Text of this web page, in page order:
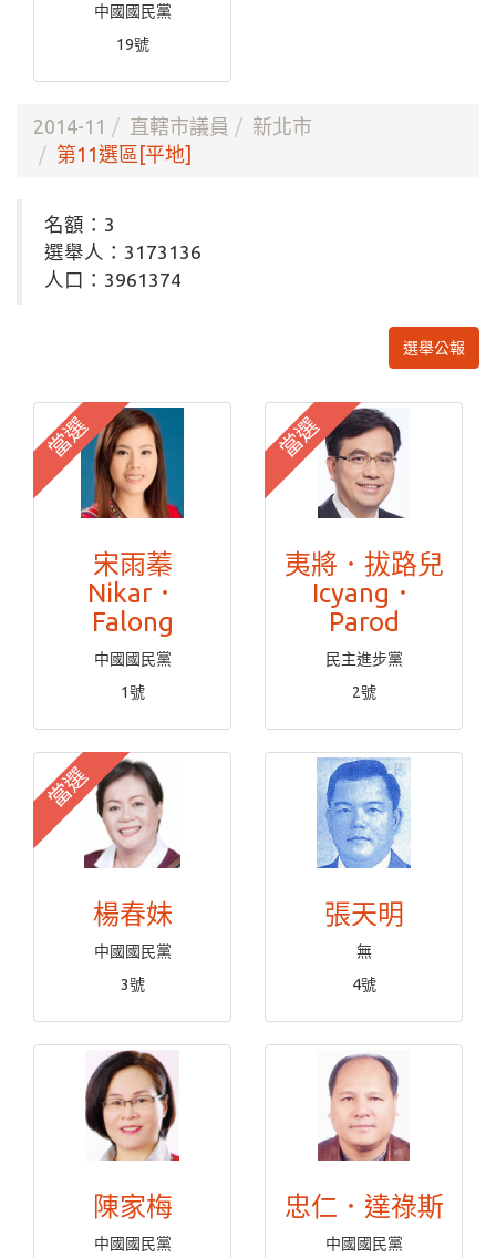
中國國民黨
19號
2014-11 直轄市議員
新北市
第11選區[平地]
名額：3
選舉人：3173136
人口：3961374
選舉公報
當選
宋雨蓁
Nikar．
Falong
中國國民黨
1號
當選
夷將．拔路兒
Icyang．
Parod
民主進步黨
2號
當選
楊春妹
中國國民黨
3號
張天明
無
4號
陳家梅
中國國民黨
忠仁．達祿斯
中國國民黨